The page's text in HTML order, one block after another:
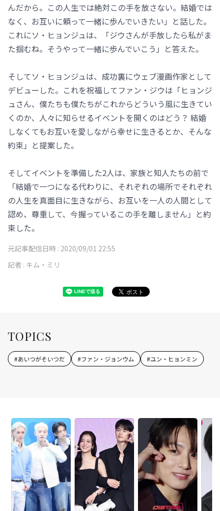
んだから。この人生では絶対この手を放さない。結婚では
なく、お互いに頼って一緒に歩んでいきたい」と話した。
これにソ・ヒョンジュは、「ジウさんが手放したら私がま
た掴むね。そうやって一緒に歩んでいこう」と答えた。
そしてソ・ヒョンジュは、成功裏にウェブ漫画作家として
デビューした。これを祝福してファン・ジウは「ヒョンジ
ュさん、僕たちも僕たちがこれからどういう風に生きてい
くのか、人々に知らせるイベントを開くのはどう？ 結婚
しなくてもお互いを愛しながら幸せに生きるとか、そんな
約束」と提案した。
そしてイベントを準備した2人は、家族と知人たちの前で
「結婚で一つになる代わりに、それぞれの場所でそれぞれ
の人生を真面目に生きながら、お互いを一人の人間として
認め、尊重して、今握っているこの手を離しません」と約
束した。
元記事配信日時 : 2020/09/01 22:55
記者 : キム・ミリ
TOPICS
#あいつがそいつだ #ファン・ジョンウム #ユン・ヒョンミン